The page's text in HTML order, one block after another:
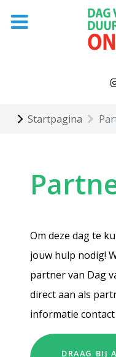
Startpagina
Om deze dag te
jouw hulp nodig!
partner van Dag
direct aan als
informatie
DRAAG BIJ